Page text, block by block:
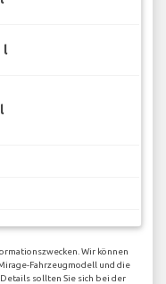
l
Wir können
Fahrzeugmodell und die
sollten Sie sich bei der